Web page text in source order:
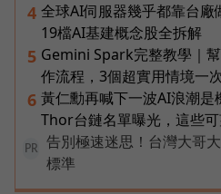
4 全球AI伺服器幾乎都靠台
19檔AI基建概念股全拆解
5 Gemini Spark完整教學｜
作流程，3個超實用情境一
6 黃仁勳再喊下一波AI浪潮是
Thor台鏈名單曝光，這些
PR
告別極速迷思！台灣大哥
標準